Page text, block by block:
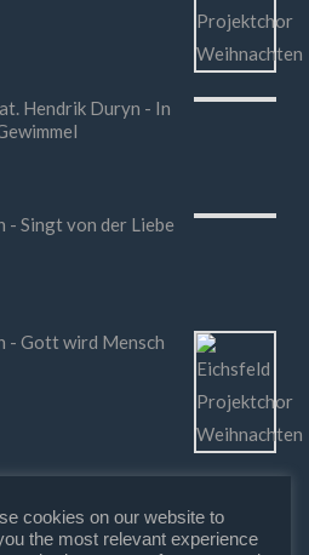
Hendrik Duryn - In
Singt von der Liebe
- Gott wird Mensch
mir Mut (in
cookies on our website to
the most relevant experience